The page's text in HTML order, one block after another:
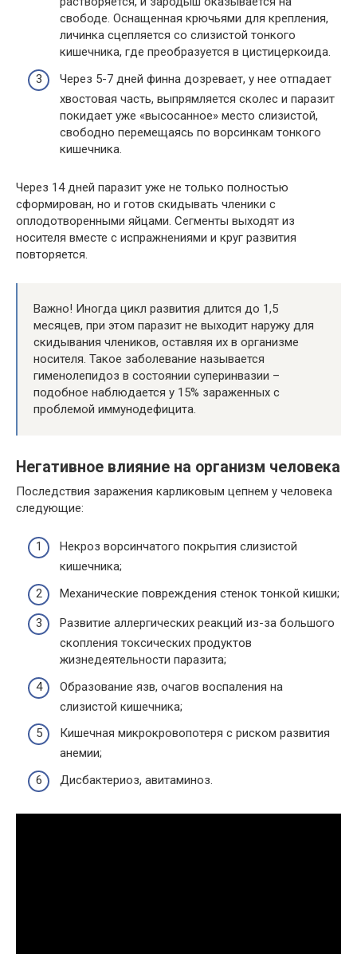
свободе. Оснащенная крючьями для крепления,
личинка сцепляется со слизистой тонкого
кишечника, где преобразуется в цистицеркоида.
Через 5-7 дней финна дозревает, у нее отпадает
хвостовая часть, выпрямляется сколес и паразит
покидает уже «высосанное» место слизистой,
свободно перемещаясь по ворсинкам тонкого
кишечника.
Через 14 дней паразит уже не только полностью
сформирован, но и готов скидывать членики с
оплодотворенными яйцами. Сегменты выходят из
носителя вместе с испражнениями и круг развития
повторяется.
Важно! Иногда цикл развития длится до 1,5
месяцев, при этом паразит не выходит наружу для
скидывания члеников, оставляя их в организме
носителя. Такое заболевание называется
гименолепидоз в состоянии суперинвазии –
подобное наблюдается у 15% зараженных с
проблемой иммунодефицита.
Негативное влияние на организм человека
Последствия заражения карликовым цепнем у человека
следующие:
Некроз ворсинчатого покрытия слизистой
кишечника;
Механические повреждения стенок тонкой кишки;
Развитие аллергических реакций из-за большого
скопления токсических продуктов
жизнедеятельности паразита;
Образование язв, очагов воспаления на
слизистой кишечника;
Кишечная микрокровопотеря с риском развития
анемии;
Дисбактериоз, авитаминоз.